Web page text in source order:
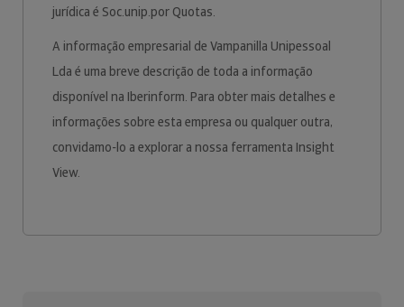
jurídica é Soc.unip.por Quotas.
A informação empresarial de Vampanilla Unipessoal
Lda é uma breve descrição de toda a informação
disponível na Iberinform. Para obter mais detalhes e
informações sobre esta empresa ou qualquer outra,
convidamo-lo a explorar a nossa ferramenta Insight
View.